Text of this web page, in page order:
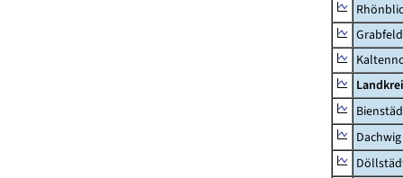
Grabfeld
Dachwig